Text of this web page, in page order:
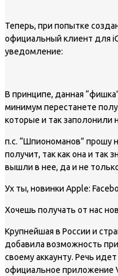
Теперь, при попытке
официальный клиент для
уведомление:
В принципе, данная
минимум перестанете
которые и так заполонили
п.с. “Шпиономанов” прошу
получит, так как она и так
вышли в нее, да и не
Ух ты, новинки Apple:
Хочешь получать от нас
Крупнейшая в России и
добавила возможность
своему аккаунту. Речь
официальное приложение